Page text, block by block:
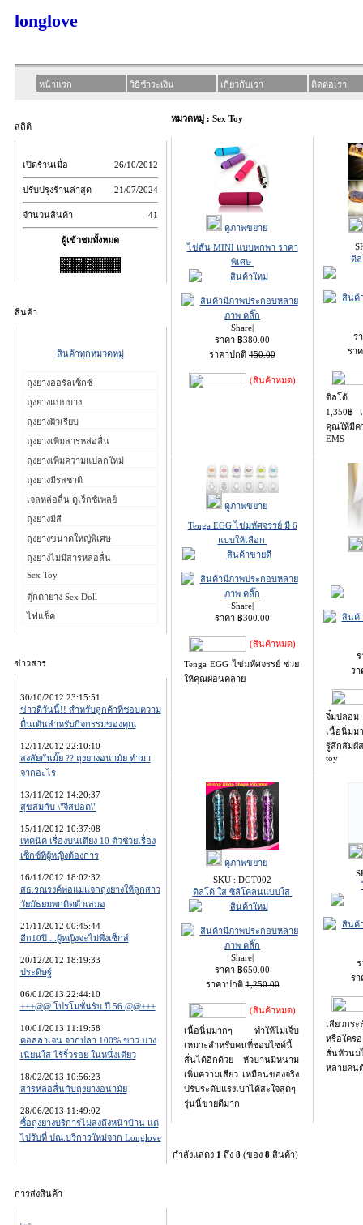
longlove
หน้าแรก วิธีชำระเงิน เกี่ยวกับเรา ติดต่อเรา
สถิติ
เปิดร้านเมื่อ 26/10/2012
ปรับปรุงร้านล่าสุด 21/07/2024
จำนวนสินค้า 41
ผู้เข้าชมทั้งหมด
สินค้า
สินค้าทุกหมวดหมู่
ถุงยางออรัลเซ็กซ์
ถุงยางแบบบาง
ถุงยางผิวเรียบ
ถุงยางเพิ่มสารหล่อลื่น
ถุงยางเพิ่มความแปลกใหม่
ถุงยางมีรสชาติ
เจลหล่อลื่น ดูเร็กซ์เพลย์
ถุงยางมีสี
ถุงยางขนาดใหญ่พิเศษ
ถุงยางไม่มีสารหล่อลื่น
Sex Toy
ตุ๊กตายาง Sex Doll
ไฟแช็ค
ข่าวสาร
30/10/2012 23:15:51
ข่าวดีวันนี้!! สำหรับลูกค้าที่ชอบความ
ตื่นเต้นสำหรับกิจกรรมของคุณ
12/11/2012 22:10:10
สงสัยกันมั๊ย ?? ถุงยางอนามัย ทำมา
จากอะไร
13/11/2012 14:20:37
สุขสมกับ \"จีสปอต\"
15/11/2012 10:37:08
เทคนิค เรื่องบนเตียง 10 ตัวช่วยเรื่อง
เซ็กซ์ที่ผู้หญิงต้องการ
16/11/2012 18:02:32
สธ.รณรงค์พ่อแม่แจกถุงยางให้ลูกสาว
วัยมัธยมพกติดตัวเสมอ
21/11/2012 00:45:44
อีก10ปี ...ผู้หญิงจะไม่พึ่งเซ็กส์
20/12/2012 18:19:33
ประดิษฐ์
06/01/2013 22:44:10
+++@@ โปรโมชั่นรับ ปี 56 @@+++
10/01/2013 11:19:58
คอลลาเจน จากปลา 100% ขาว บาง
เนียนใส ไร้ริ้วรอย ในหนึ่งเดียว
18/02/2013 10:56:23
สารหล่อลื่นกับถุงยางอนามัย
28/06/2013 11:49:02
ซื้อถุงยางบริการไม่ส่งถึงหน้าบ้าน แต่
ไปรับที่ ปณ.บริการใหม่จาก Longlove
การส่งสินค้า
หมวดหมู่ : Sex Toy
ดูภาพขยาย
ไข่สั่น MINI แบบพกพา ราคา
พิเศษ
Share|
ราคา ฿380.00
ราคาปกติ 450.00
(สินค้าหมด)
ดิล
ร
รา
ดิลโด้
1,350฿
คุณให้มี
EMS
ดูภาพขยาย
Tenga EGG ไข่มหัศจรรย์ มี 6
แบบให้เลือก
Share|
ราคา ฿300.00
(สินค้าหมด)
Tenga EGG ไข่มหัศจรรย์ ช่วย
ให้คุณผ่อนคลาย
ร
จิ๋มปลอ
เนื้อนิ่มม
รู้สึกสัมผั
toy
ดูภาพขยาย
SKU : DGT002
ดิลโด้ ใส ซิลิโคลนแบบใส
Share|
ราคา ฿650.00
ราคาปกติ1,250.00
(สินค้าหมด)
เนื้อนิ่มมากๆ ทำให้ไม่เจ็บ
เหมาะสำหรับคนที่ชอบไซด์นี้
สั่นได้อีกด้วย หัวบานมีหนาม
เพิ่มความเสียว เหมือนของจริง
ปรับระดับแรงเบาได้สะใจสุดๆ
รุ่นนี้ขายดีมาก
ร
เสียวกร
หรือใคร
สั่นหัวนม
หลายคน
กำลังแสดง 1 ถึง 8 (ของ 8สินค้า)